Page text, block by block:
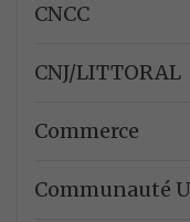
CNCC
CNJ/LITTORAL
Commerce
Communauté